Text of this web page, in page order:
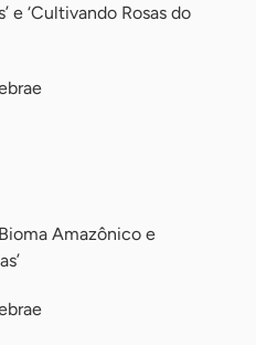
e ‘Cultivando Rosas do
Amazônico e